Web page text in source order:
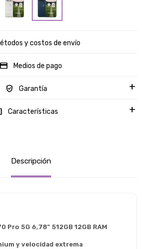
y costos de envío
Medios de pago
Garantía
Características
Descripción
Pro 5G 6,78" 512GB 12GB RAM
y velocidad extrema